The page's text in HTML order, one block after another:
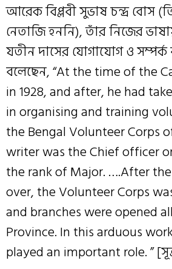
আরেক বিপ্লবী সুভাষ চন্দ্র বোস
নেতাজি হননি), তাঁর নিজের
যতীন দাসের যোগাযোগ ও সম্পর্ক
বলেছেন, “At the time of the
in 1928, and after, he had
in organising and training
the Bengal Volunteer Corps
writer was the Chief officer
the rank of Major. ….After
over, the Volunteer Corps
and branches were opened
Province. In this arduous
played an important role. ”